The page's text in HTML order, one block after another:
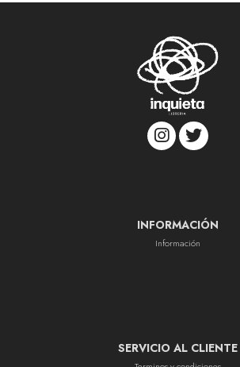
INFORMACIÓN
Información
SERVICIO AL CLIENTE